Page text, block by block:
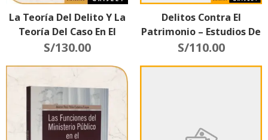
La Teoría Del Delito Y La
Teoría Del Caso En El
Proceso Penal
S/130.00
Delitos Contra El
Patrimonio – Estudios De
Derecho Penal Parte
S/110.00